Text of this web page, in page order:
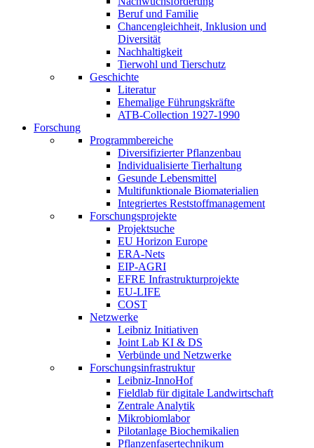
Beruf und Familie
Chancengleichheit, Inklusion und
Diversität
Nachhaltigkeit
Tierwohl und Tierschutz
Geschichte
Literatur
Ehemalige Führungskräfte
ATB-Collection 1927-1990
Forschung
Programmbereiche
Diversifizierter Pflanzenbau
Individualisierte Tierhaltung
Gesunde Lebensmittel
Multifunktionale Biomaterialien
Integriertes Reststoffmanagement
Forschungsprojekte
Projektsuche
EU Horizon Europe
ERA-Nets
EIP-AGRI
EFRE Infrastrukturprojekte
EU-LIFE
COST
Netzwerke
Leibniz Initiativen
Joint Lab KI & DS
Verbünde und Netzwerke
Forschungsinfrastruktur
Leibniz-InnoHof
Fieldlab für digitale Landwirtschaft
Zentrale Analytik
Mikrobiomlabor
Pilotanlage Biochemikalien
Pflanzenfasertechnikum